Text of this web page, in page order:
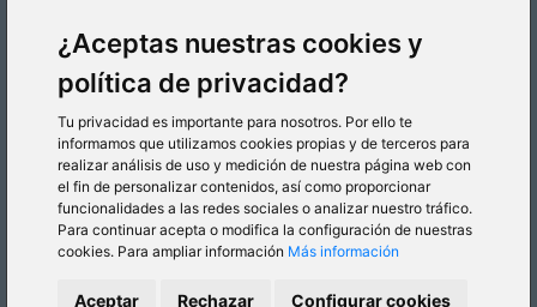
¿Aceptas nuestras cookies y
política de privacidad?
Tu privacidad es importante para nosotros. Por ello te
informamos que utilizamos cookies propias y de terceros para
realizar análisis de uso y medición de nuestra página web con
el fin de personalizar contenidos, así como proporcionar
funcionalidades a las redes sociales o analizar nuestro tráfico.
Para continuar acepta o modifica la configuración de nuestras
cookies. Para ampliar información Más información
Aceptar Rechazar Configurar cookies
CÓMO LLEGAR